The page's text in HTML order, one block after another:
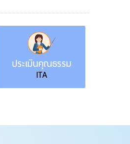
ประเมินคุณธรรม